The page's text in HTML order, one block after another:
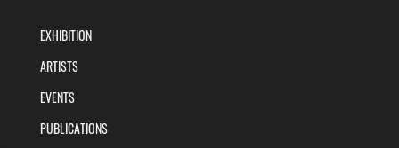
EXHIBITION
ARTISTS
EVENTS
PUBLICATIONS